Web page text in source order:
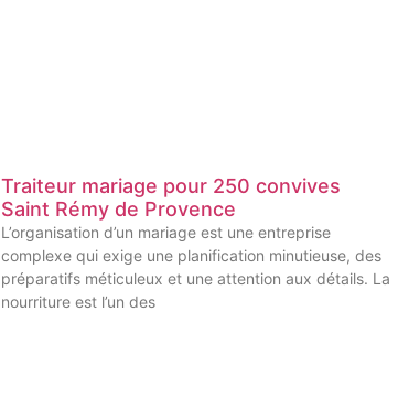
Traiteur mariage pour 250 convives
Saint Rémy de Provence
L’organisation d’un mariage est une entreprise
complexe qui exige une planification minutieuse, des
préparatifs méticuleux et une attention aux détails. La
nourriture est l’un des